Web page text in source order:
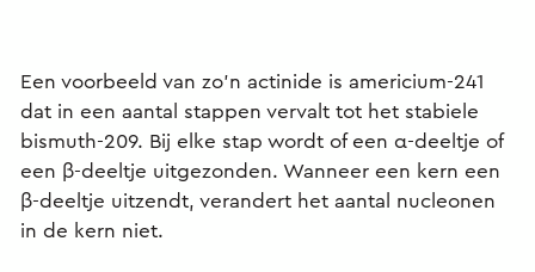
Een voorbeeld van zo'n actinide is americium-241
dat in een aantal stappen vervalt tot het stabiele
bismuth-209. Bij elke stap wordt of een α-deeltje of
een β-deeltje uitgezonden. Wanneer een kern een
β-deeltje uitzendt, verandert het aantal nucleonen
in de kern niet.